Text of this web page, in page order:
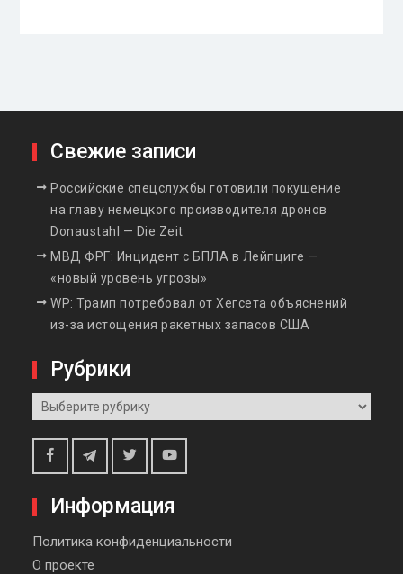
Свежие записи
Российские спецслужбы готовили покушение
на главу немецкого производителя дронов
Donaustahl — Die Zeit
МВД ФРГ: Инцидент с БПЛА в Лейпциге —
«новый уровень угрозы»
WP: Трамп потребовал от Хегсета объяснений
из-за истощения ракетных запасов США
Рубрики
Рубрики
Telegram
Информация
Политика конфиденциальности
О проекте